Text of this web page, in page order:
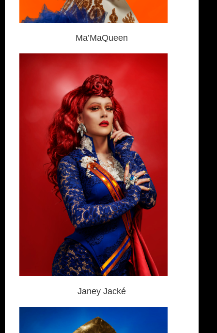
Ma’MaQueen
Janey Jacké